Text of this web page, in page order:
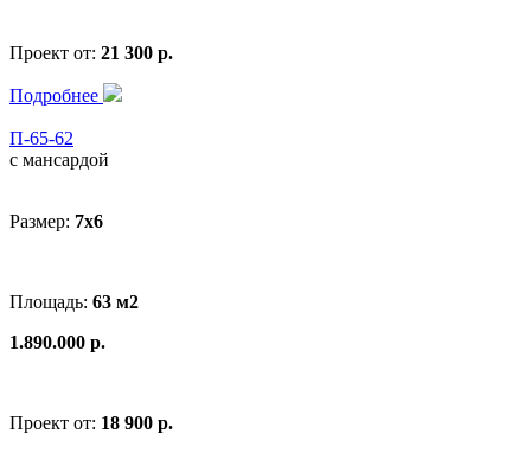
Проект от: 21 300 р.
Подробнее
П-65-62
с мансардой
Размер: 7х6
Площадь: 63 м2
1.890.000 р.
Проект от: 18 900 р.